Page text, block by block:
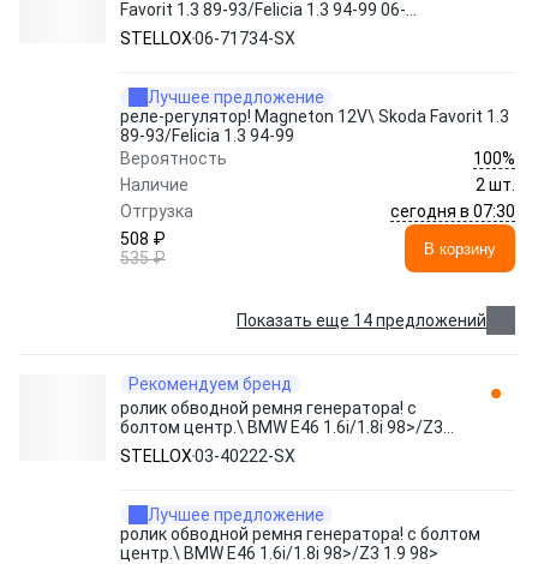
Favorit 1.3 89-93/Felicia 1.3 94-99 06-
71734-SX STELLOX
STELLOX06-71734-SX
Лучшее предложение
реле-регулятор! Magneton 12V\ Skoda Favorit 1.3
89-93/Felicia 1.3 94-99
Вероятность
100%
Наличие
2 шт.
Отгрузка
сегодня в 07:30
508 ₽
535 ₽
В корзину
Показать еще 14 предложений
Рекомендуем бренд
ролик обводной ремня генератора! с
болтом центр.\ BMW E46 1.6i/1.8i 98>/Z3
1.9 98> 03-40222-SX STELLOX
STELLOX03-40222-SX
Лучшее предложение
ролик обводной ремня генератора! с болтом
центр.\ BMW E46 1.6i/1.8i 98>/Z3 1.9 98>